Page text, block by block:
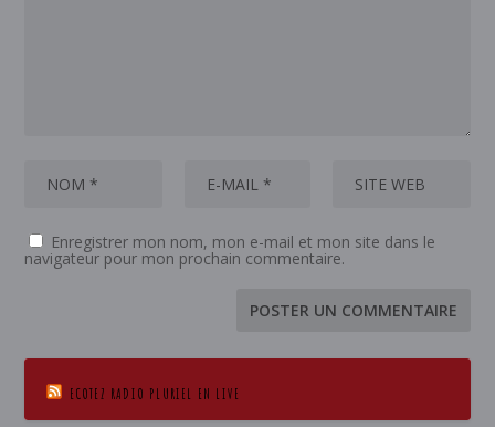
Enregistrer mon nom, mon e-mail et mon site dans le
navigateur pour mon prochain commentaire.
ECOTEZ RADIO PLURIEL EN LIVE